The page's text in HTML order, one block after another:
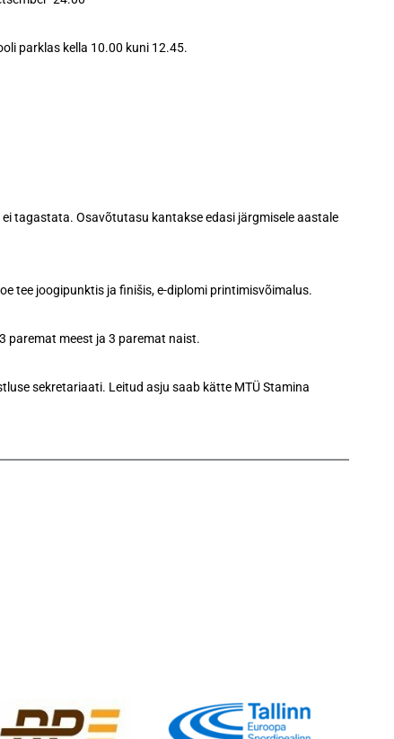
parklas kella 10.00 kuni 12.45.
tagastata. Osavõtutasu kantakse edasi järgmisele aastale
tee joogipunktis ja finišis, e-diplomi printimisvõimalus.
paremat meest ja 3 paremat naist.
sekretariaati. Leitud asju saab kätte MTÜ Stamina